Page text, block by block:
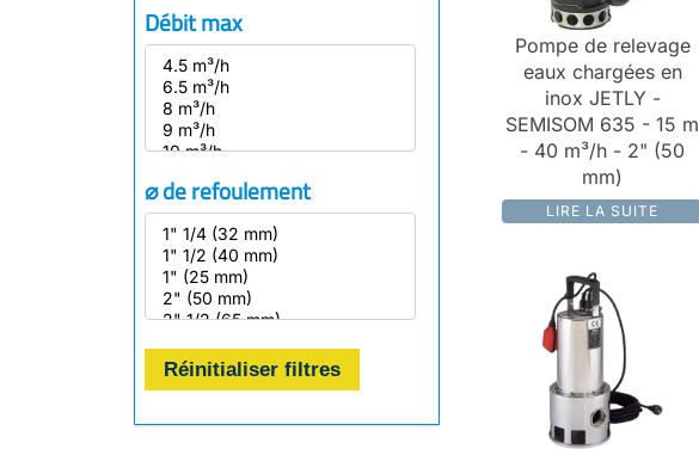
Débit max
⌀ de refoulement
Réinitialiser filtres
Pompe de relevage
eaux chargées en
inox JETLY -
SEMISOM 635 - 15 m
- 40 m³/h - 2" (50
mm)
LIRE LA SUITE